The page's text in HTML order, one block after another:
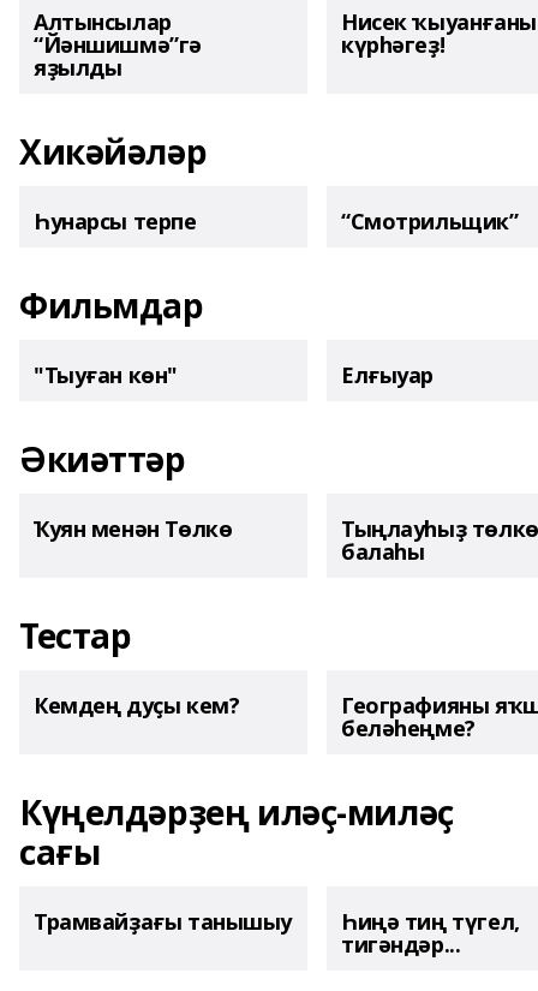
Алтынсылар
“Йәншишмә”гә
яҙылды
Нисек
күрһәгеҙ!
Хикәйәләр
Һунарсы терпе “Смотрильщик”
Фильмдар
"Тыуған көн" Елғыуар
Әкиәттәр
Ҡуян менән Төлкө Тыңлауһыҙ төлкө
балаһы
Тестар
Кемдең дуҫы кем? Географияны
беләһеңме?
Күңелдәрҙең иләҫ-миләҫ
сағы
Трамвайҙағы танышыу Һиңә тиң түгел,
тигәндәр...